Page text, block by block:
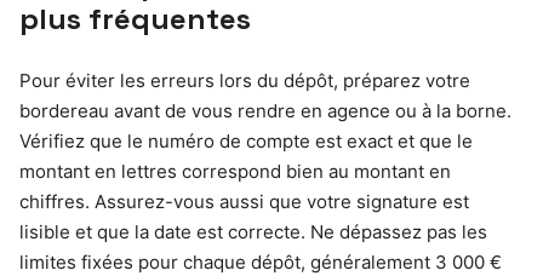
plus fréquentes
Pour éviter les erreurs lors du dépôt, préparez votre
bordereau avant de vous rendre en agence ou à la borne.
Vérifiez que le numéro de compte est exact et que le
montant en lettres correspond bien au montant en
chiffres. Assurez-vous aussi que votre signature est
lisible et que la date est correcte. Ne dépassez pas les
limites fixées pour chaque dépôt, généralement 3 000 €